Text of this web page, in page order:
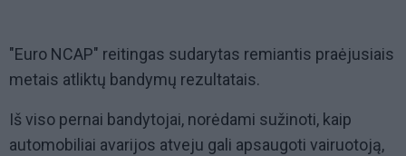
"Euro NCAP" reitingas sudarytas remiantis praėjusiais
metais atliktų bandymų rezultatais.
Iš viso pernai bandytojai, norėdami sužinoti, kaip
automobiliai avarijos atveju gali apsaugoti vairuotoją,